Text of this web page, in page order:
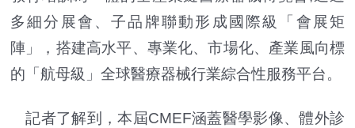
多細分展會、子品牌聯動形成國際級「會展矩
陣」，搭建高水平、專業化、市場化、產業風向標
的「航母級」全球醫療器械行業綜合性服務平台。
記者了解到，本屆CMEF涵蓋醫學影像、體外診